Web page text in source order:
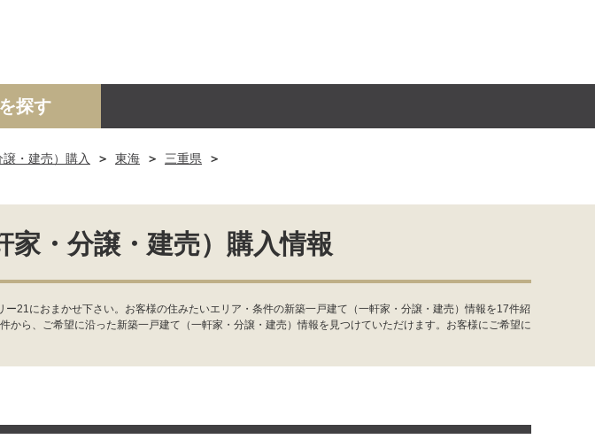
土地 事業投資用
探す
・建売）購入 東海
三重県
・分譲・建売）購入情報
21におまかせ下さい。お客様の住みたいエリア・条件の新築一戸建て（一軒家・分譲・建売）情報を17件紹
ら、ご希望に沿った新築一戸建て（一軒家・分譲・建売）情報を見つけていただけます。お客様にご希望に